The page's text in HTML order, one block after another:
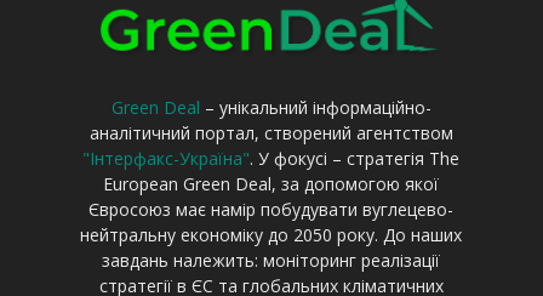
Green Deal – унікальний інформаційно-
аналітичний портал, створений агентством
"Інтерфакс-Україна". У фокусі – стратегія The
European Green Deal, за допомогою якої
Євросоюз має намір побудувати вуглецево-
нейтральну економіку до 2050 року. До наших
завдань належить: моніторинг реалізації
стратегії в ЄС та глобальних кліматичних